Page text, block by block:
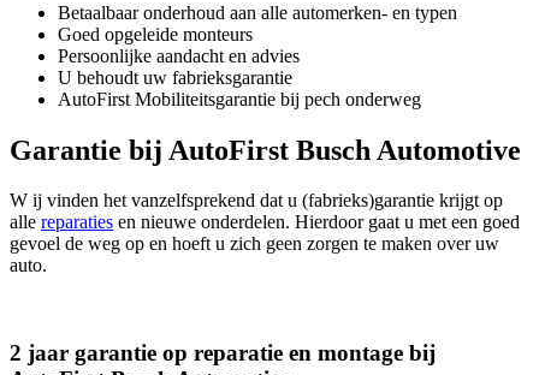
Betaalbaar onderhoud aan alle automerken- en typen
Goed opgeleide monteurs
Persoonlijke aandacht en advies
U behoudt uw fabrieksgarantie
AutoFirst Mobiliteitsgarantie bij pech onderweg
Garantie bij AutoFirst Busch Automotive
W ij vinden het vanzelfsprekend dat u (fabrieks)garantie krijgt op
alle reparaties en nieuwe onderdelen. Hierdoor gaat u met een goed
gevoel de weg op en hoeft u zich geen zorgen te maken over uw
auto.
2 jaar garantie op reparatie en montage bij